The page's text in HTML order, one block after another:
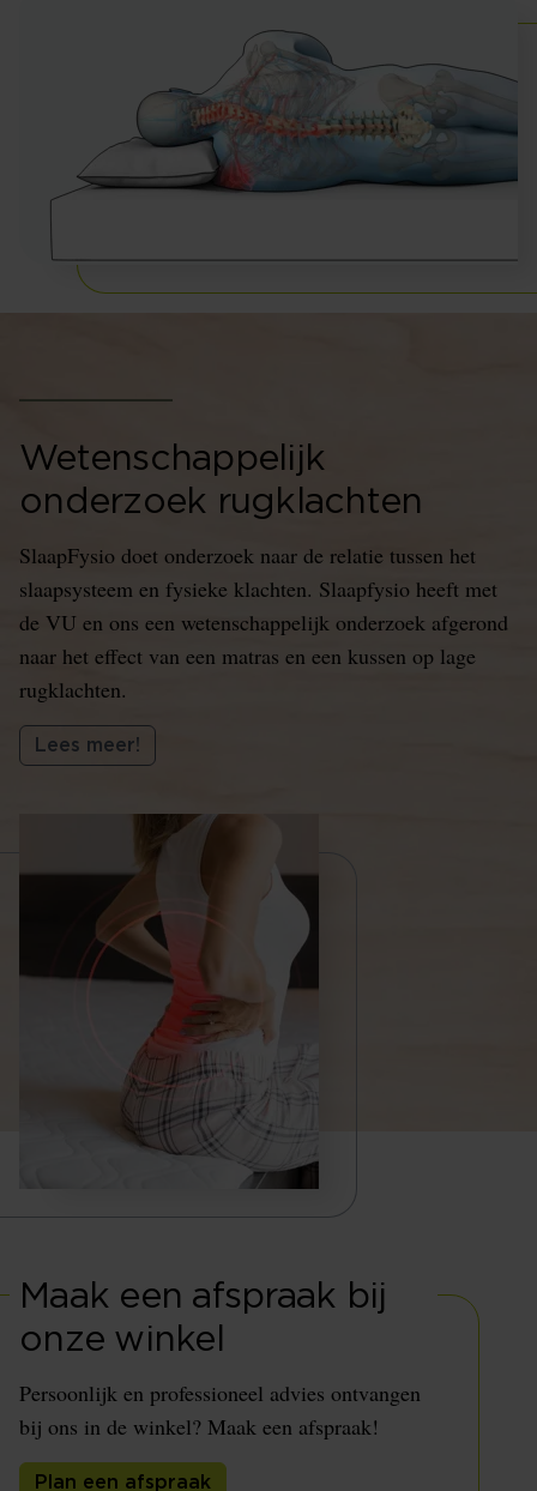
Wetenschappelijk
onderzoek rugklachten
SlaapFysio doet onderzoek naar de relatie tussen het
slaapsysteem en fysieke klachten. Slaapfysio heeft met
de VU en ons een wetenschappelijk onderzoek afgerond
naar het effect van een matras en een kussen op lage
rugklachten.
Lees meer!
Maak een afspraak bij
onze winkel
Persoonlijk en professioneel advies ontvangen
bij ons in de winkel? Maak een afspraak!
Plan een afspraak